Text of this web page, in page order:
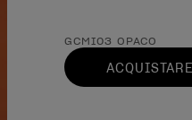
Forma del
GCMI03 OPACO